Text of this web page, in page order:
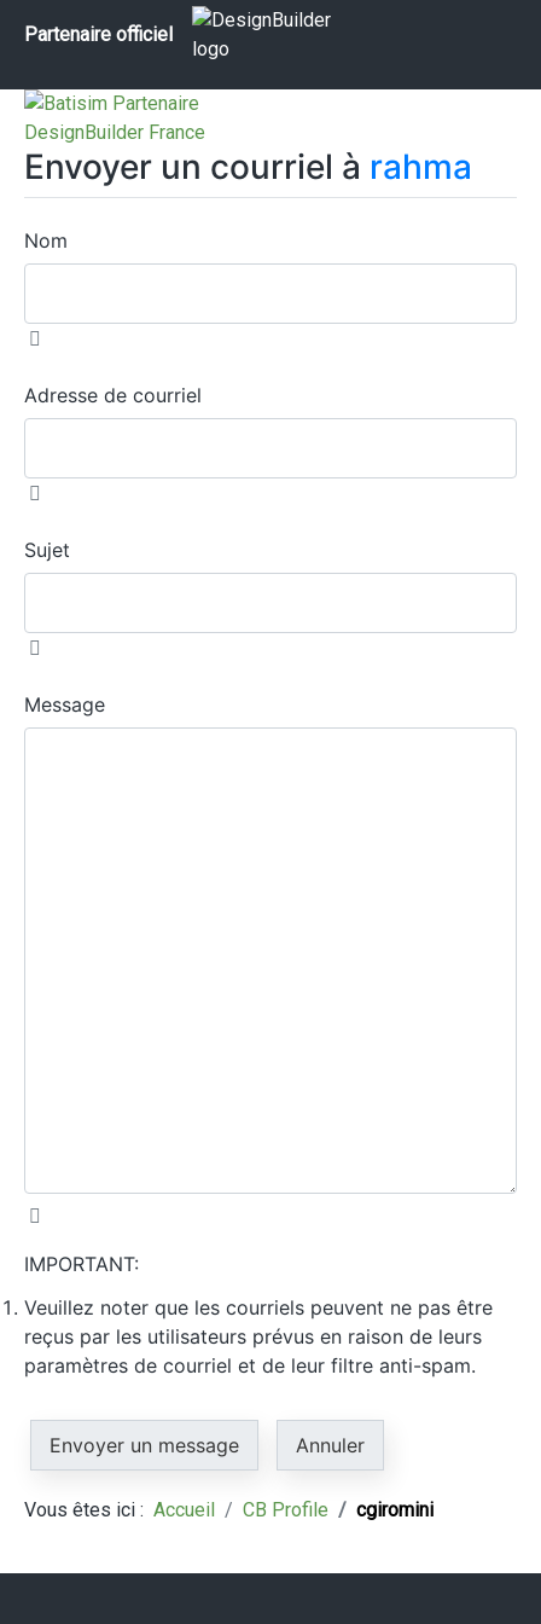
Partenaire officiel
Envoyer un courriel à rahma
Nom
Adresse de courriel
Sujet
Message
IMPORTANT:
Veuillez noter que les courriels peuvent ne pas être
reçus par les utilisateurs prévus en raison de leurs
paramètres de courriel et de leur filtre anti-spam.
Vous êtes ici : Accueil CB Profile cgiromini